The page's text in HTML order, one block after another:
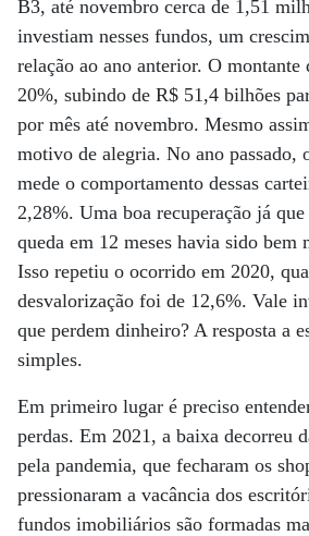
B3, até novembro cerca de 1,51
investiam nesses fundos, um
relação ao ano anterior. O montante
20%, subindo de R$ 51,4 bilhões
por mês até novembro. Mesmo
motivo de alegria. No ano
mede o comportamento dessas
2,28%. Uma boa recuperação já
queda em 12 meses havia sido bem
Isso repetiu o ocorrido em 2020,
desvalorização foi de 12,6%. Vale
que perdem dinheiro? A resposta a
simples.
Em primeiro lugar é preciso
perdas. Em 2021, a baixa decorreu
pela pandemia, que fecharam os
pressionaram a vacância dos
fundos imobiliários são formadas